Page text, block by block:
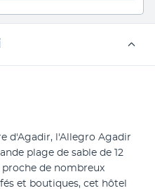
d'Agadir, l'Allegro Agadir
plage de sable de 12
de nombreux
et boutiques, cet hôtel